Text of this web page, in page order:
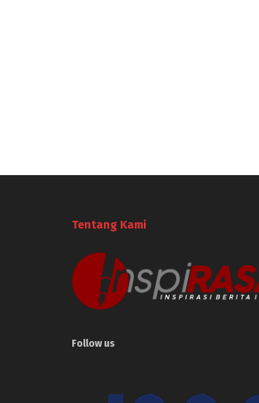
Tentang Kami
Follow us